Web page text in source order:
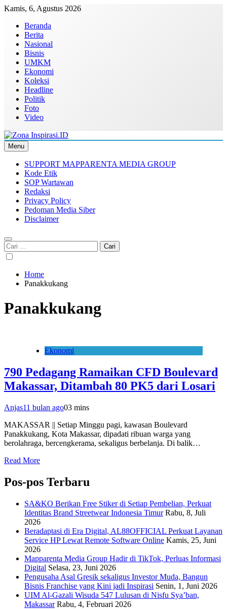
Skip
content
Kamis, 6, Agustus 2026
Beranda
Berita
Nasional
Bisnis
UMKM
Ekonomi
Koleksi
Headline
Politik
Foto
Video
Zona Inspirasi.ID
Bersama Membangun Semangat Baru
Menu
SUPPORT MAPPARENTA MEDIA GROUP
Kode Etik
SOP Wartawan
Redaksi
Privacy Policy
Pedoman Media Siber
Disclaimer
Cari
untuk:
Home
Panakkukang
Panakkukang
Ekonomi
790 Pedagang Ramaikan CFD Boulevard
Makassar, Ditambah 80 PK5 dari Losari
Anjas11 bulan ago03 mins
MAKASSAR || Setiap Minggu pagi, kawasan Boulevard
Panakkukang, Kota Makassar, dipadati ribuan warga yang
berolahraga, bercengkerama, sekaligus berbelanja. Di balik…
Read More
Pos-pos Terbaru
SA&KO Berikan Free Stiker di Setiap Pembelian, Perkuat
Identitas Brand Streetwear Indonesia Timur Rabu, 8, Juli
2026
Beradaptasi di Era Digital, AL88OFFICIAL Perkuat Layanan
Service HP Lewat Remote Software Online Kamis, 25, Juni
2026
Mapparenta Media Group Hadir di TikTok, Perluas Informasi
Digital Selasa, 23, Juni 2026
Pengusaha Asal Gresik sekaligus Investor Muda, Bangun
Bisnis Franchise yang Kini jadi Inspirasi Senin, 1, Juni 2026
UIM Al-Gazali Wisuda 547 Lulusan di Nisfu Sya’ban,
Makassar Rabu, 4, Februari 2026